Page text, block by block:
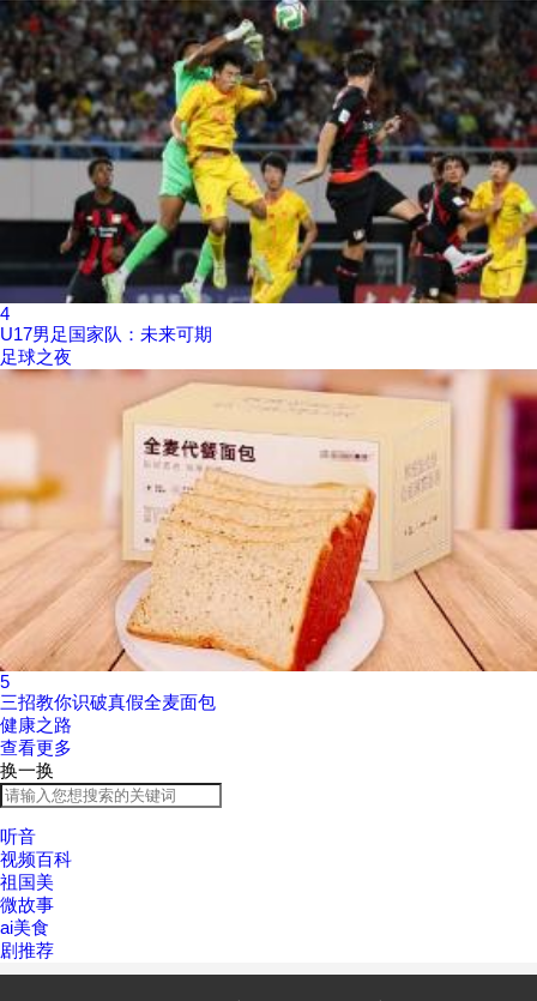
4
U17男足国家队：未来可期
足球之夜
5
三招教你识破真假全麦面包
健康之路
查看更多
换一换
听音
视频百科
祖国美
微故事
ai美食
剧推荐